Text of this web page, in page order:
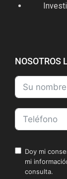
NOSOTROS
Doy mi
mi
consulta.